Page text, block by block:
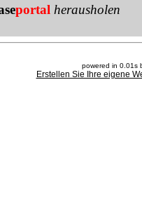
portal herausholen
powered in 0.01s
Erstellen Sie Ihre eigene